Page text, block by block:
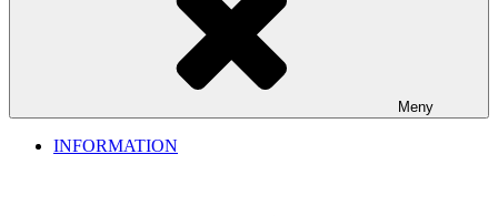
Meny
INFORMATION